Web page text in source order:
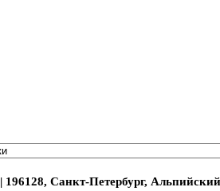
| 196128, Санкт-Петербург,